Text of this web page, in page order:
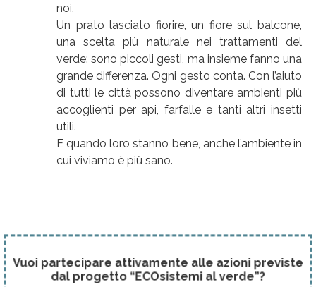
noi.
Un prato lasciato fiorire, un fiore sul balcone,
una scelta più naturale nei trattamenti del
verde: sono piccoli gesti, ma insieme fanno una
grande differenza. Ogni gesto conta. Con l’aiuto
di tutti le città possono diventare ambienti più
accoglienti per api, farfalle e tanti altri insetti
utili.
E quando loro stanno bene, anche l’ambiente in
cui viviamo è più sano.
partecipare attivamente alle azioni
dal progetto “ECOsistemi al verde”?